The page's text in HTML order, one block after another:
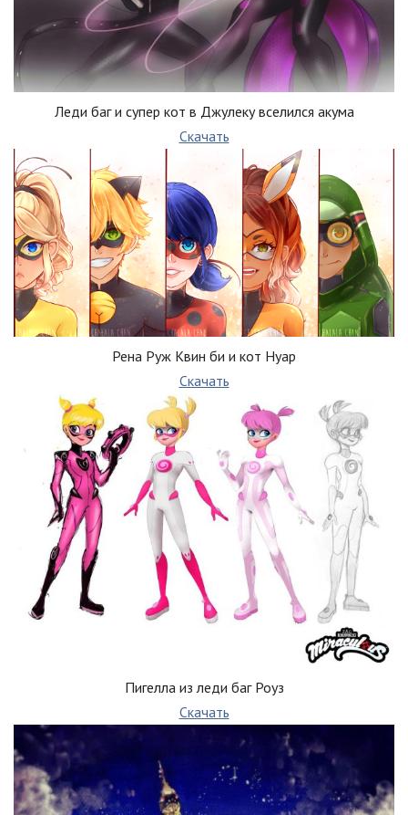
Леди баг и супер кот в Джулеку вселился акума
Скачать
Рена Руж Квин би и кот Нуар
Скачать
Пигелла из леди баг Роуз
Скачать